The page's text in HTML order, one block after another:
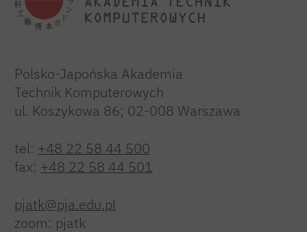
Polsko-Japońska Akademia
Technik Komputerowych
ul. Koszykowa 86; 02-008 Warszawa
tel: +48 22 58 44 500
fax: +48 22 58 44 501
pjatk@pja.edu.pl
zoom: pjatk